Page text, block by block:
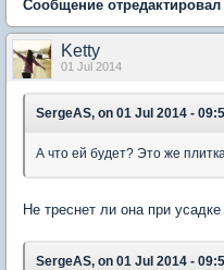
Сообщение отредактировал
Ketty
01 Jul 2014
SergeAS, on 01 Jul 2014 -
А что ей будет? Это же
Не треснет ли она при
SergeAS, on 01 Jul 2014 -